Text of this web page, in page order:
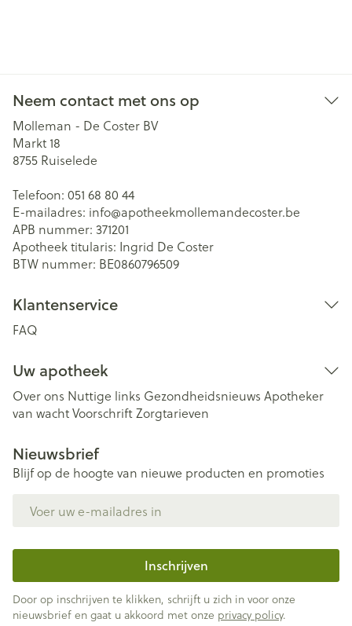
Neem contact met ons op
Molleman - De Coster BV
Markt 18
8755 Ruiselede
Telefoon: 051 68 80 44
E-mailadres: info@apotheekmollemandecoster.be
APB nummer: 371201
Apotheek titularis: Ingrid De Coster
BTW nummer: BE0860796509
Klantenservice
FAQ
Uw apotheek
Over ons Nuttige links Gezondheidsnieuws Apotheker
van wachtVoorschriftZorgtarieven
Nieuwsbrief
Blijf op de hoogte van nieuwe producten en promoties
Inschrijven
Door op inschrijven te klikken, schrijft u zich in voor onze
nieuwsbrief en gaat u akkoord met onze privacy policy.